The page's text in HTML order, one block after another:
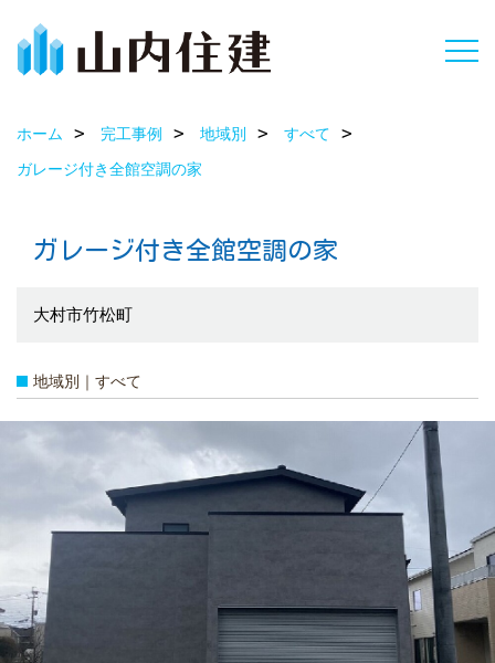
ホーム 完工事例 地域別
すべて
ガレージ付き全館空調の家
ガレージ付き全館空調の家
大村市竹松町
地域別｜すべて